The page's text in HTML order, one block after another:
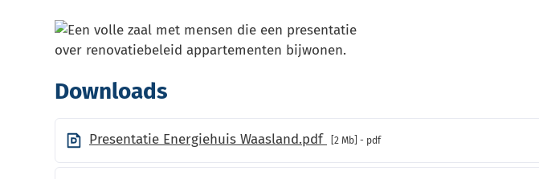
Downloads
Presentatie Energiehuis Waasland.pdf 2 Mb pdf